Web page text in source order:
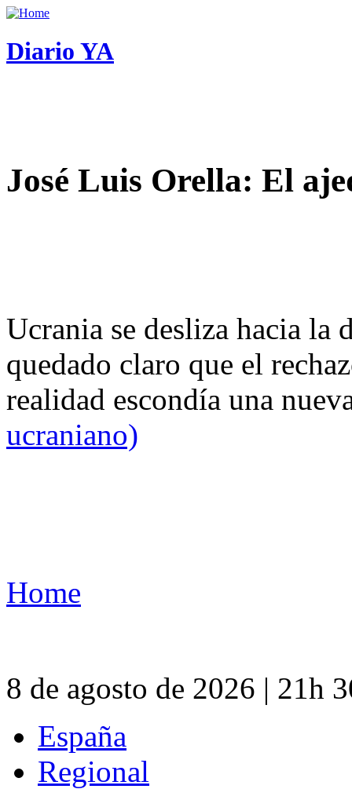
Diario YA
José Luis Orella: El
Ucrania se desliza hacia
quedado claro que el
realidad escondía una
ucraniano)
Home
8 de agosto de 2026 | 21h
España
Regional